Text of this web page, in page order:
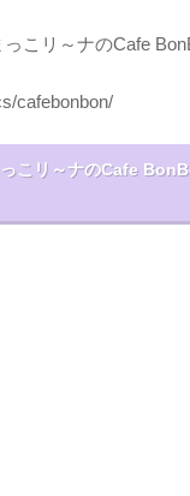
こリ～ナのCafe
cafebonbon/
こリ～ナのCafe